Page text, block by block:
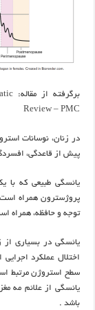
برگرفته از مقاله:
Review – PMC
در زنان، نوسانات
پیش از قاعدگی،
پروژسترون همراه است،
توجه و حافظه، همراه
یائسگی در بسیاری از
اختلال عملکرد
یائسگی از علائم مه
باشد .